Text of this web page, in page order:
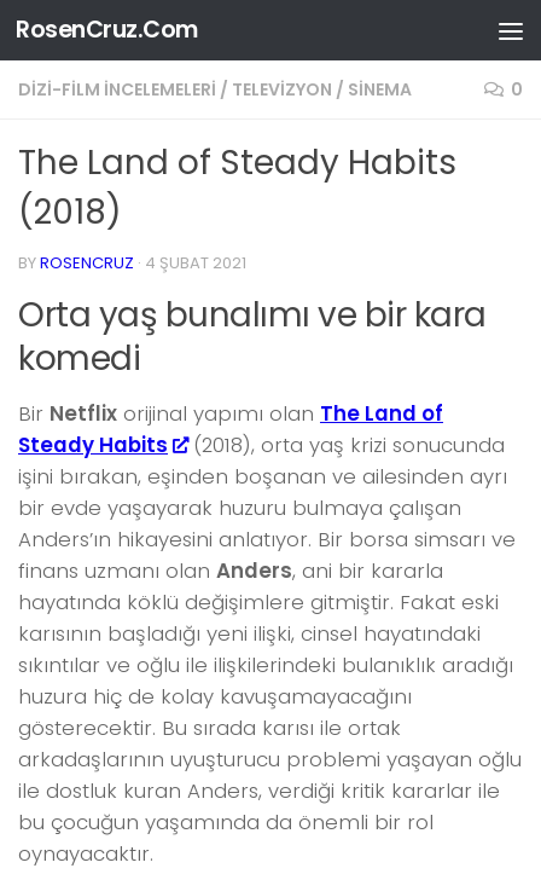
Skip to content
RosenCruz.Com
DIZI-FILM İNCELEMELERI / TELEVIZYON / SINEMA 0
The Land of Steady Habits
(2018)
BYROSENCRUZ · 4 ŞUBAT 2021
Orta yaş bunalımı ve bir kara
komedi
Bir Netflix orijinal yapımı olan The Land of
Steady Habits
(2018), orta yaş krizi sonucunda
işini bırakan, eşinden boşanan ve ailesinden ayrı
bir evde yaşayarak huzuru bulmaya çalışan
Anders’ın hikayesini anlatıyor. Bir borsa simsarı ve
finans uzmanı olan Anders, ani bir kararla
hayatında köklü değişimlere gitmiştir. Fakat eski
karısının başladığı yeni ilişki, cinsel hayatındaki
sıkıntılar ve oğlu ile ilişkilerindeki bulanıklık aradığı
huzura hiç de kolay kavuşamayacağını
gösterecektir. Bu sırada karısı ile ortak
arkadaşlarının uyuşturucu problemi yaşayan oğlu
ile dostluk kuran Anders, verdiği kritik kararlar ile
bu çocuğun yaşamında da önemli bir rol
oynayacaktır.